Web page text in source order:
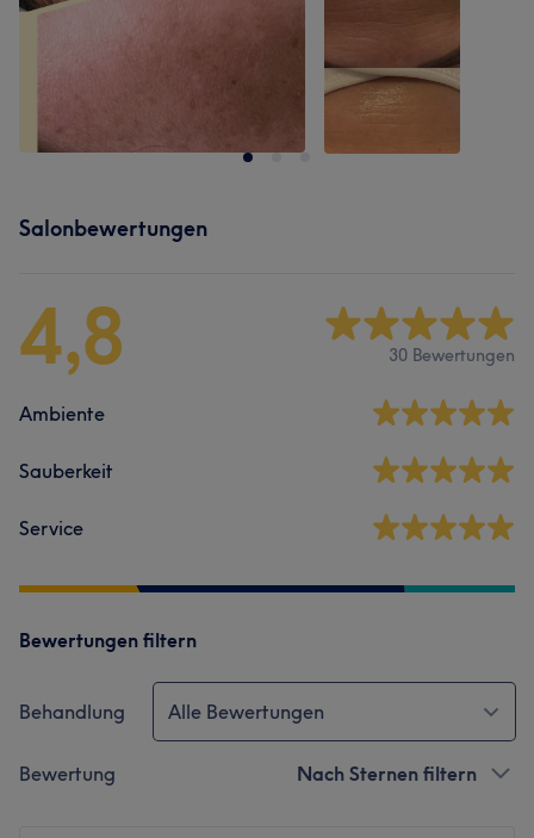
Salonbewertungen
4,8 30 Bewertungen
Ambiente
Sauberkeit
Service
Bewertungen filtern
Behandlung Alle Bewertungen
Bewertung Nach Sternen filtern